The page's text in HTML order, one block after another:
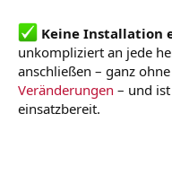
Keine Installation
unkompliziert an jede
anschließen – ganz
Veränderungen – und
einsatzbereit.